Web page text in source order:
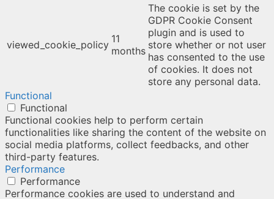
viewed_cookie_policy 11
months
The cookie is set by the
GDPR Cookie Consent
plugin and is used to
store whether or not user
has consented to the use
of cookies. It does not
store any personal data.
Functional
Functional
Functional cookies help to perform certain
functionalities like sharing the content of the website on
social media platforms, collect feedbacks, and other
third-party features.
Performance
Performance
Performance cookies are used to understand and